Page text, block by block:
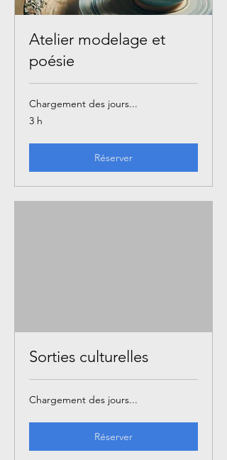
Atelier modelage et
poésie
Chargement des jours...
3 h
Réserver
Sorties culturelles
Chargement des jours...
Réserver